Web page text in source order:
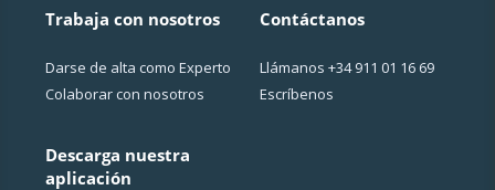
Trabaja con nosotros
Darse de alta como Experto
Colaborar con nosotros
Descarga nuestra
aplicación
Contáctanos
Llámanos +34 911 01 16 69
Escríbenos